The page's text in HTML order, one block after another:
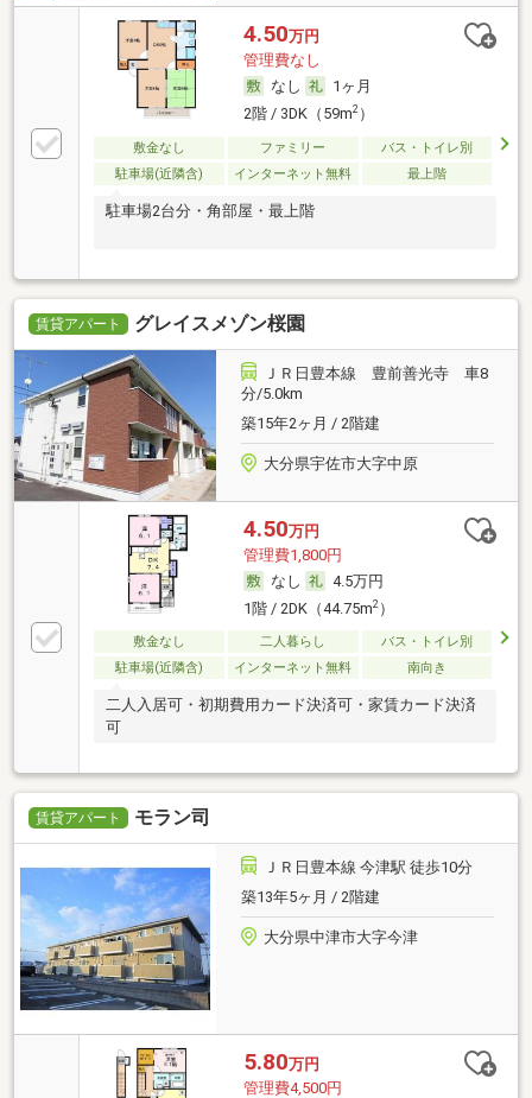
4.50万円
管理費なし
なし
1ヶ月
2階 / 3DK（59m2）
敷金なし ファミリー
バス・トイレ別
駐車場(近隣含)
インターネット無料 最上階
駐車場2台分・角部屋・最上階
賃貸アパート グレイスメゾン桜園
ＪＲ日豊本線 豊前善光寺 車8
分/5.0km
築15年2ヶ月 / 2階建
大分県宇佐市大字中原
4.50万円
管理費1,800円
なし
4.5万円
1階 / 2DK（44.75m2）
敷金なし 二人暮らし
バス・トイレ別
駐車場(近隣含)
インターネット無料 南向き
二人入居可・初期費用カード決済可・家賃カード決済
可
賃貸アパート モラン司
ＪＲ日豊本線 今津駅 徒歩10分
築13年5ヶ月 / 2階建
大分県中津市大字今津
5.80万円
管理費4,500円